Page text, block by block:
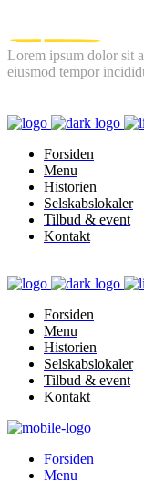
Lorem ipsum dolor sit
eiusmod tempor
Forsiden
Menu
Historien
Selskabslokaler
Tilbud & event
Kontakt
Forsiden
Menu
Historien
Selskabslokaler
Tilbud & event
Kontakt
Forsiden
Menu